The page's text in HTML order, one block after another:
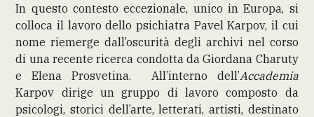
In questo contesto eccezionale, unico in Europa, si
colloca il lavoro dello psichiatra Pavel Karpov, il cui
nome riemerge dall’oscurità degli archivi nel corso
di una recente ricerca condotta da Giordana Charuty
e Elena Prosvetina. All’interno dell’Accademia
Karpov dirige un gruppo di lavoro composto da
psicologi, storici dell’arte, letterati, artisti, destinato